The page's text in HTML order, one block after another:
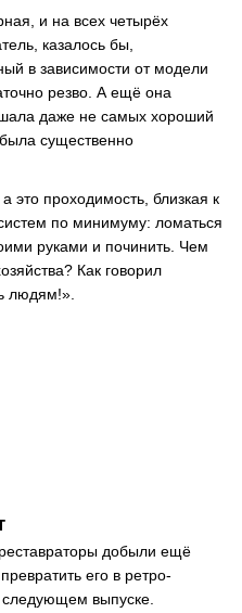
и на всех четырёх
казалось бы,
в зависимости от модели
резво. А ещё она
даже не самых хороший
существенно
это проходимость, близкая к
по минимуму: ломаться
руками и починить. Чем
Как говорил
людям!».
добыли ещё
его в ретро-
выпуске.